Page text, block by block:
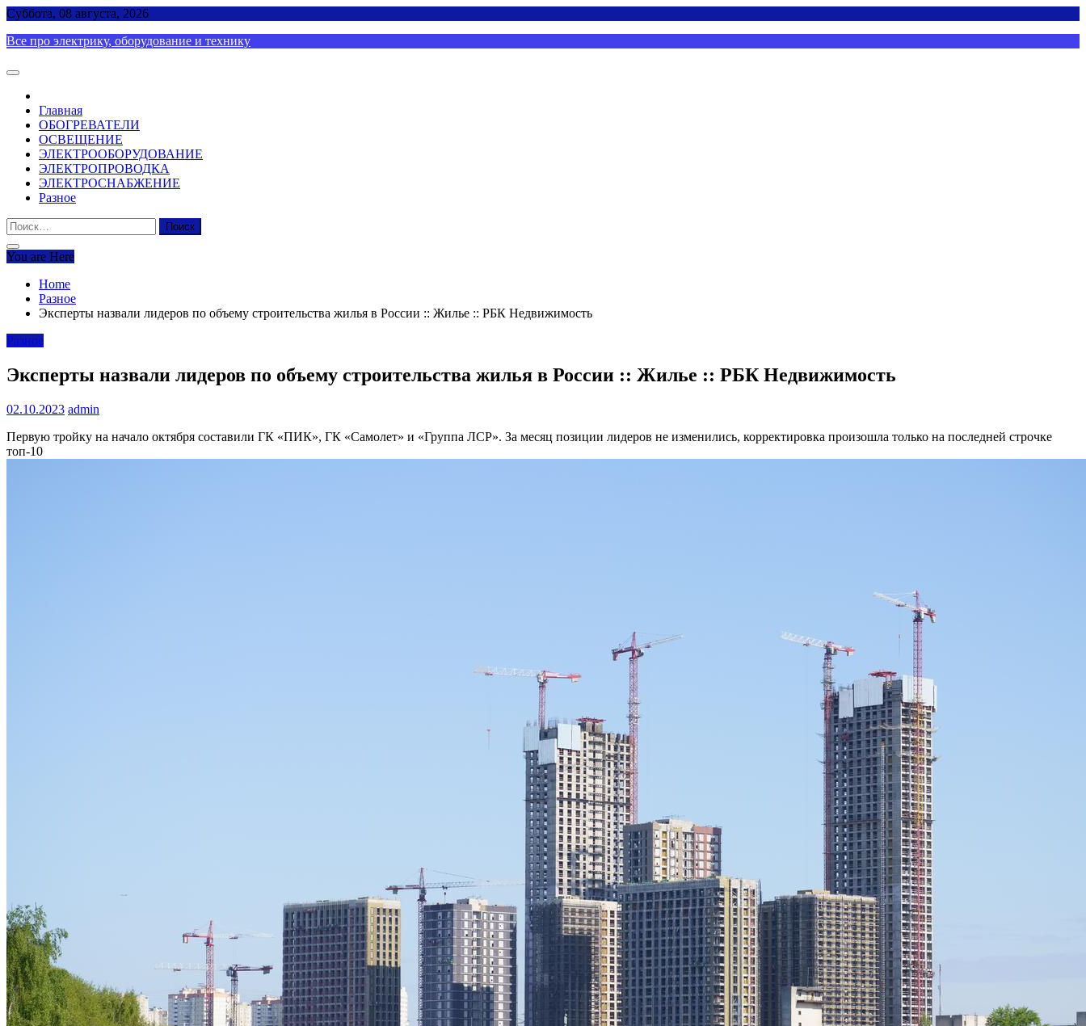
Skip
content
Суббота, 08 августа, 2026
Все про электрику, оборудование и технику
Главная
ОБОГРЕВАТЕЛИ
ОСВЕЩЕНИЕ
ЭЛЕКТРООБОРУДОВАНИЕ
ЭЛЕКТРОПРОВОДКА
ЭЛЕКТРОСНАБЖЕНИЕ
Разное
Найти:
You are Here
Home
Разное
Эксперты назвали лидеров по объему строительства жилья в России :: Жилье :: РБК Недвижимость
Разное
Эксперты назвали лидеров по объему строительства жилья в России :: Жилье :: РБК Недвижимость
02.10.2023 admin
Первую тройку на начало октября составили ГК «ПИК», ГК «Самолет» и «Группа ЛСР». За месяц позиции лидеров не изменились, корректировка произошла только на последней строчке
топ-10